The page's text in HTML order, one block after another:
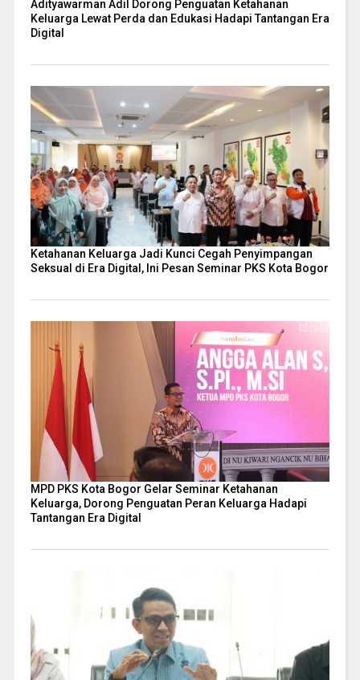
Adityawarman Adil Dorong Penguatan Ketahanan
Keluarga Lewat Perda dan Edukasi Hadapi Tantangan Era
Digital
Ketahanan Keluarga Jadi Kunci Cegah Penyimpangan
Seksual di Era Digital, Ini Pesan Seminar PKS Kota Bogor
MPD PKS Kota Bogor Gelar Seminar Ketahanan
Keluarga, Dorong Penguatan Peran Keluarga Hadapi
Tantangan Era Digital